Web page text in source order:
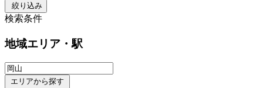
絞り込み
検索条件
地域エリア・駅
エリアから探す